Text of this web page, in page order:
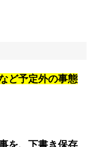
ど予定外の事態
を、下書き保存